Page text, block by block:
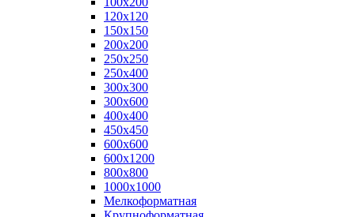
120х120
150х150
200х200
250х250
250х400
300х300
300х600
400х400
450х450
600х600
600х1200
800х800
1000х1000
Мелкоформатная